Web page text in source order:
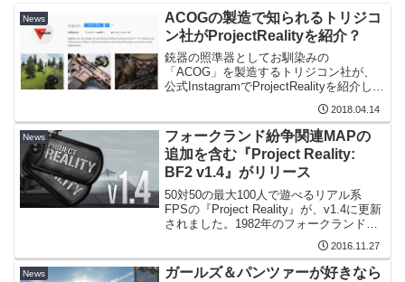
News
ACOGの製造で知られるトリジコ
ン社がProjectRealityを紹介？
銃器の照準器としてお馴染みの
「ACOG」を製造するトリジコン社が、
公式InstagramでProjectRealityを紹介して
いるとして、ちょっとした話題に上がり
ました。実際の投稿は以下の通り。 It’s
#FPSFriday! Chec...
2018.04.14
News
フォークランド紛争関連MAPの
追加を含む『Project Reality:
BF2 v1.4』がリリース
50対50の最大100人で遊べるリアル系
FPSの『Project Reality』が、v1.4に更新
されました。1982年のフォークランド紛
争時のイギリス軍やアルゼンチン軍が追
加され、それにあわせてフォークランド
諸島のMAPやアフガニスタン...
2016.11.27
News
ガールズ＆パンツァーが好きなら